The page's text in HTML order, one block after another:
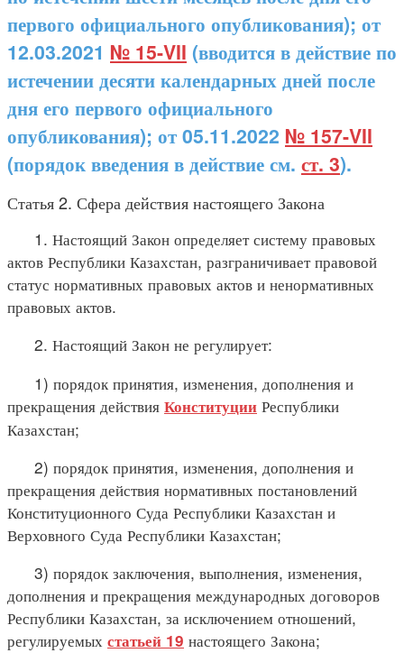
первого официального опубликования); от
12.03.2021 № 15-VII (вводится в действие по
истечении десяти календарных дней после
дня его первого официального
опубликования); от 05.11.2022 № 157-VII
(порядок введения в действие см. ст. 3).
Статья 2. Сфера действия настоящего Закона
1. Настоящий Закон определяет систему правовых
актов Республики Казахстан, разграничивает правовой
статус нормативных правовых актов и ненормативных
правовых актов.
2. Настоящий Закон не регулирует:
1) порядок принятия, изменения, дополнения и
прекращения действия Конституции Республики
Казахстан;
2) порядок принятия, изменения, дополнения и
прекращения действия нормативных постановлений
Конституционного Суда Республики Казахстан и
Верховного Суда Республики Казахстан;
3) порядок заключения, выполнения, изменения,
дополнения и прекращения международных договоров
Республики Казахстан, за исключением отношений,
регулируемых статьей 19 настоящего Закона;